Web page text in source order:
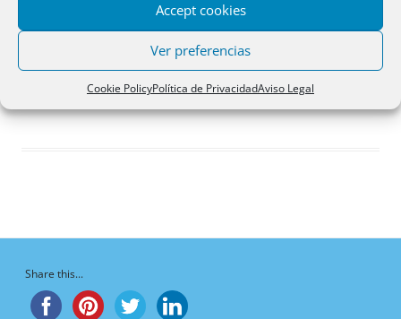
Accept cookies
Ver preferencias
Cookie PolicyPolítica de PrivacidadAviso Legal
Respuestas de foro
creadas
¡Vaya, no hay respuestas aquí!
Share this...